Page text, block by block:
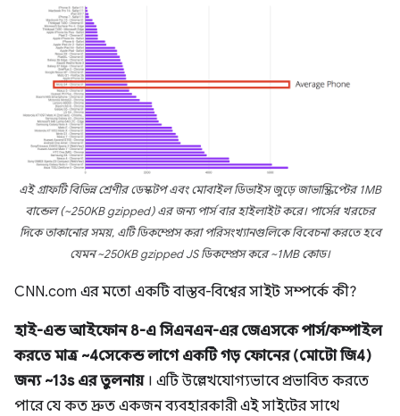
এই গ্রাফটি বিভিন্ন শ্রেণীর ডেস্কটপ এবং মোবাইল ডিভাইস জুড়ে জাভাস্ক্রিপ্টের 1MB
বান্ডেল (~250KB gzipped) এর জন্য পার্স বার হাইলাইট করে। পার্সের খরচের
দিকে তাকানোর সময়, এটি ডিকম্প্রেস করা পরিসংখ্যানগুলিকে বিবেচনা করতে হবে
যেমন ~250KB gzipped JS ডিকম্প্রেস করে ~1MB কোড।
CNN.com এর মতো একটি বাস্তব-বিশ্বের সাইট সম্পর্কে কী?
হাই-এন্ড আইফোন 8-এ সিএনএন-এর জেএসকে পার্স/কম্পাইল
করতে মাত্র ~4সেকেন্ড লাগে একটি গড় ফোনের (মোটো জি4)
জন্য ~13s এর তুলনায়। এটি উল্লেখযোগ্যভাবে প্রভাবিত করতে
পারে যে কত দ্রুত একজন ব্যবহারকারী এই সাইটের সাথে